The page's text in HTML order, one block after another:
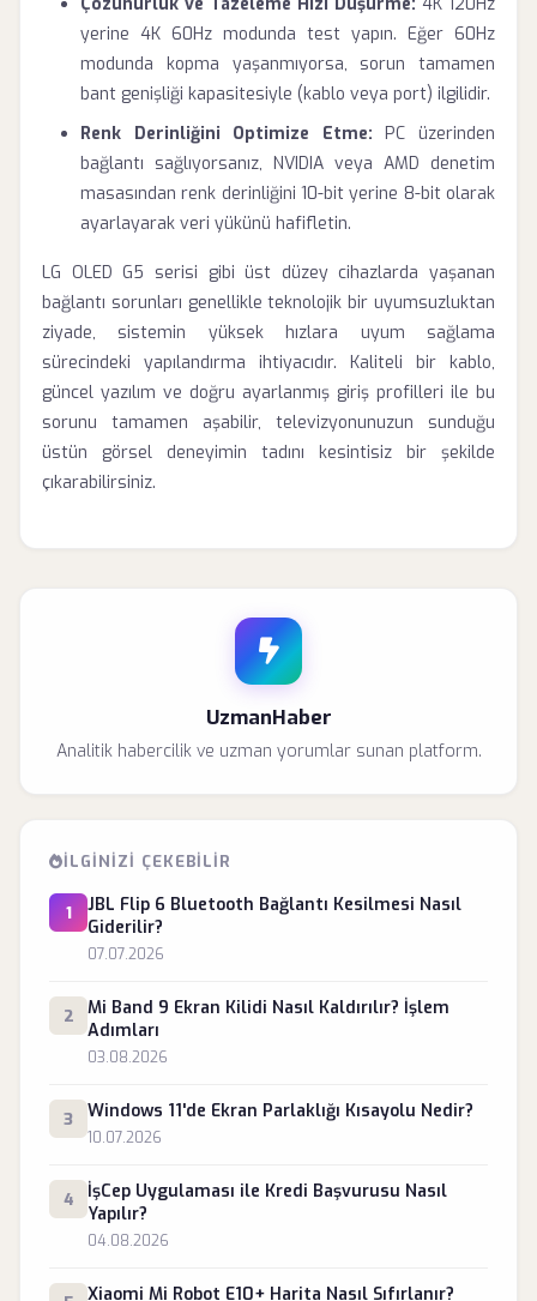
yerine 4K 60Hz modunda test yapın. Eğer 60Hz
modunda kopma yaşanmıyorsa, sorun tamamen
bant genişliği kapasitesiyle (kablo veya port) ilgilidir.
Renk Derinliğini Optimize Etme: PC üzerinden
bağlantı sağlıyorsanız, NVIDIA veya AMD denetim
masasından renk derinliğini 10-bit yerine 8-bit olarak
ayarlayarak veri yükünü hafifletin.
LG OLED G5 serisi gibi üst düzey cihazlarda yaşanan
bağlantı sorunları genellikle teknolojik bir uyumsuzluktan
ziyade, sistemin yüksek hızlara uyum sağlama
sürecindeki yapılandırma ihtiyacıdır. Kaliteli bir kablo,
güncel yazılım ve doğru ayarlanmış giriş profilleri ile bu
sorunu tamamen aşabilir, televizyonunuzun sunduğu
üstün görsel deneyimin tadını kesintisiz bir şekilde
çıkarabilirsiniz.
UzmanHaber
Analitik habercilik ve uzman yorumlar sunan platform.
İLGINIZI ÇEKEBILIR
1
JBL Flip 6 Bluetooth Bağlantı Kesilmesi Nasıl
Giderilir?
07.07.2026
2
Mi Band 9 Ekran Kilidi Nasıl Kaldırılır? İşlem
Adımları
03.08.2026
3 Windows 11'de Ekran Parlaklığı Kısayolu Nedir?
10.07.2026
4
İşCep Uygulaması ile Kredi Başvurusu Nasıl
Yapılır?
04.08.2026
Xiaomi Mi Robot E10+ Harita Nasıl Sıfırlanır?